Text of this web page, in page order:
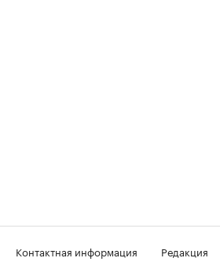
Контактная информация Редакция